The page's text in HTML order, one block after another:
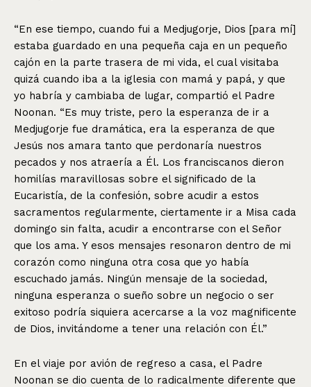
“En ese tiempo, cuando fui a Medjugorje, Dios [para mí]
estaba guardado en una pequeña caja en un pequeño
cajón en la parte trasera de mi vida, el cual visitaba
quizá cuando iba a la iglesia con mamá y papá, y que
yo habría y cambiaba de lugar, compartió el Padre
Noonan. “Es muy triste, pero la esperanza de ir a
Medjugorje fue dramática, era la esperanza de que
Jesús nos amara tanto que perdonaría nuestros
pecados y nos atraería a Él. Los franciscanos dieron
homilías maravillosas sobre el significado de la
Eucaristía, de la confesión, sobre acudir a estos
sacramentos regularmente, ciertamente ir a Misa cada
domingo sin falta, acudir a encontrarse con el Señor
que los ama. Y esos mensajes resonaron dentro de mi
corazón como ninguna otra cosa que yo había
escuchado jamás. Ningún mensaje de la sociedad,
ninguna esperanza o sueño sobre un negocio o ser
exitoso podría siquiera acercarse a la voz magnificente
de Dios, invitándome a tener una relación con Él.”
En el viaje por avión de regreso a casa, el Padre
Noonan se dio cuenta de lo radicalmente diferente que